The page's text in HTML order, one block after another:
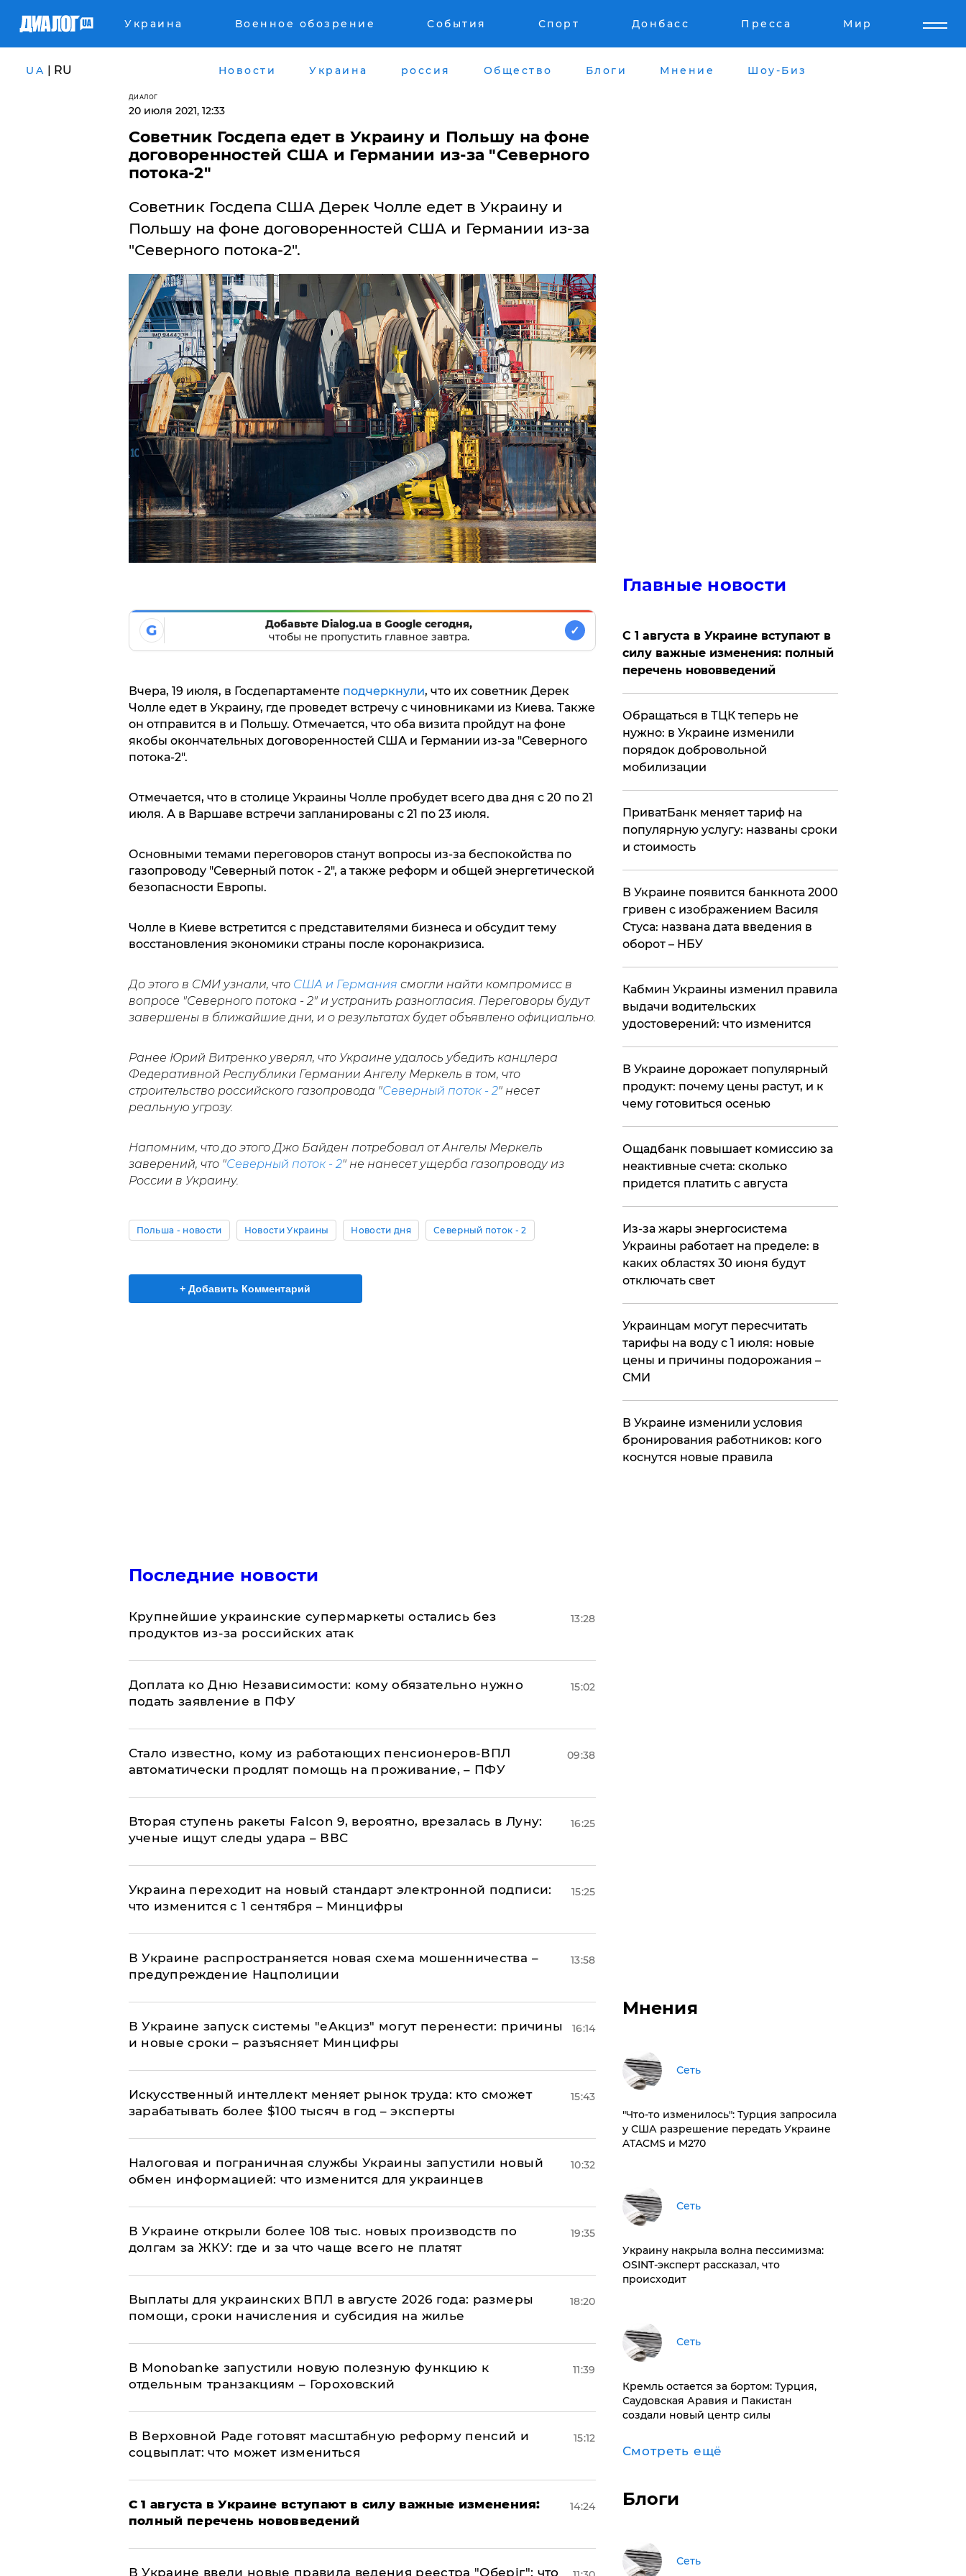
Украина Военное обозрение События Спорт Донбасс Пресса Мир
UA | RU Новости Украина россия Общество Блоги Мнение Шоу-Биз
ДИАЛОГ
20 июля 2021, 12:33
Советник Госдепа едет в Украину и Польшу на фоне
договоренностей США и Германии из-за "Северного
потока-2"
Советник Госдепа США Дерек Чолле едет в Украину и
Польшу на фоне договоренностей США и Германии из-за
"Северного потока-2".
G
Добавьте Dialog.ua в Google сегодня,
чтобы не пропустить главное завтра.
✓
Вчера, 19 июля, в Госдепартаменте подчеркнули, что их советник Дерек
Чолле едет в Украину, где проведет встречу с чиновниками из Киева. Также
он отправится в и Польшу. Отмечается, что оба визита пройдут на фоне
якобы окончательных договоренностей США и Германии из-за "Северного
потока-2".
Отмечается, что в столице Украины Чолле пробудет всего два дня с 20 по 21
июля. А в Варшаве встречи запланированы с 21 по 23 июля.
Основными темами переговоров станут вопросы из-за беспокойства по
газопроводу "Северный поток - 2", а также реформ и общей энергетической
безопасности Европы.
Чолле в Киеве встретится с представителями бизнеса и обсудит тему
восстановления экономики страны после коронакризиса.
До этого в СМИ узнали, что США и Германия смогли найти компромисс в
вопросе "Северного потока - 2" и устранить разногласия. Переговоры будут
завершены в ближайшие дни, и о результатах будет объявлено официально.
Ранее Юрий Витренко уверял, что Украине удалось убедить канцлера
Федеративной Республики Германии Ангелу Меркель в том, что
строительство российского газопровода "Северный поток - 2" несет
реальную угрозу.
Напомним, что до этого Джо Байден потребовал от Ангелы Меркель
заверений, что "Северный поток - 2" не нанесет ущерба газопроводу из
России в Украину.
Польша - новости Новости Украины Новости дня Северный поток - 2
+ Добавить Комментарий
Последние новости
Крупнейшие украинские супермаркеты остались без
продуктов из-за российских атак
13:28
Доплата ко Дню Независимости: кому обязательно нужно
подать заявление в ПФУ
15:02
Стало известно, кому из работающих пенсионеров-ВПЛ
автоматически продлят помощь на проживание, – ПФУ
09:38
Вторая ступень ракеты Falcon 9, вероятно, врезалась в Луну:
ученые ищут следы удара – ВВС
16:25
Украина переходит на новый стандарт электронной подписи:
что изменится с 1 сентября – Минцифры
15:25
В Украине распространяется новая схема мошенничества –
предупреждение Нацполиции
13:58
В Украине запуск системы "еАкциз" могут перенести: причины
и новые сроки – разъясняет Минцифры
16:14
Искусственный интеллект меняет рынок труда: кто сможет
зарабатывать более $100 тысяч в год – эксперты
15:43
Налоговая и пограничная службы Украины запустили новый
обмен информацией: что изменится для украинцев
10:32
В Украине открыли более 108 тыс. новых производств по
долгам за ЖКУ: где и за что чаще всего не платят
19:35
Выплаты для украинских ВПЛ в августе 2026 года: размеры
помощи, сроки начисления и субсидия на жилье
18:20
В Мonobankе запустили новую полезную функцию к
отдельным транзакциям – Гороховский
11:39
В Верховной Раде готовят масштабную реформу пенсий и
соцвыплат: что может измениться
15:12
С 1 августа в Украине вступают в силу важные изменения:
полный перечень нововведений
14:24
В Украине ввели новые правила ведения реестра "Оберіг": что
Главные новости
С 1 августа в Украине вступают в
силу важные изменения: полный
перечень нововведений
Обращаться в ТЦК теперь не
нужно: в Украине изменили
порядок добровольной
мобилизации
ПриватБанк меняет тариф на
популярную услугу: названы сроки
и стоимость
В Украине появится банкнота 2000
гривен с изображением Василя
Стуса: названа дата введения в
оборот – НБУ
Кабмин Украины изменил правила
выдачи водительских
удостоверений: что изменится
В Украине дорожает популярный
продукт: почему цены растут, и к
чему готовиться осенью
​Ощадбанк повышает комиссию за
неактивные счета: сколько
придется платить с августа
Из-за жары энергосистема
Украины работает на пределе: в
каких областях 30 июня будут
отключать свет
Украинцам могут пересчитать
тарифы на воду с 1 июля: новые
цены и причины подорожания –
СМИ
В Украине изменили условия
бронирования работников: кого
коснутся новые правила
Мнения
Сеть
​"Что-то изменилось": Турция запросила
у США разрешение передать Украине
ATACMS и M270
Сеть
​Украину накрыла волна пессимизма:
OSINT-эксперт рассказал, что
происходит
Сеть
​Кремль остается за бортом: Турция,
Саудовская Аравия и Пакистан
создали новый центр силы
Смотреть ещё
Блоги
Сеть